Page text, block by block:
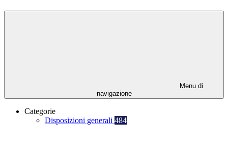
Menu di
navigazione
Categorie
Disposizioni generali 484